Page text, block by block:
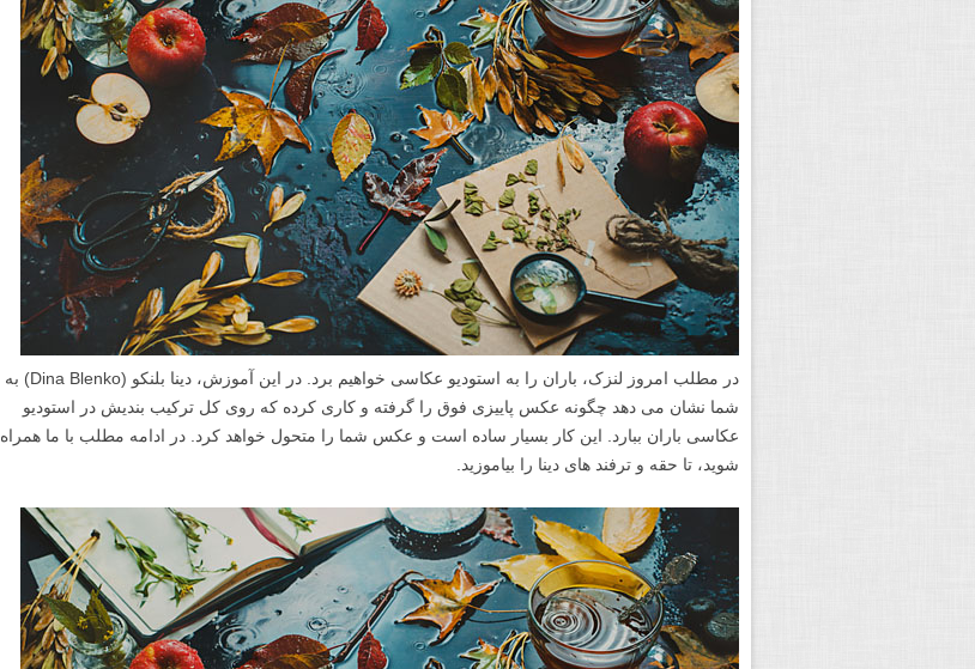
در مطلب امروز لنزک، باران را به استودیو عکاسی خواهیم برد. در این آموزش، دینا بلنکو (Dina Blenko) به
شما نشان می دهد چگونه عکس پاییزی فوق را گرفته و کاری کرده که روی کل ترکیب بندیش در استودیو
عکاسی باران ببارد. این کار بسیار ساده است و عکس شما را متحول خواهد کرد. در ادامه مطلب با ما همراه
شوید، تا حقه و ترفند های دینا را بیاموزید.